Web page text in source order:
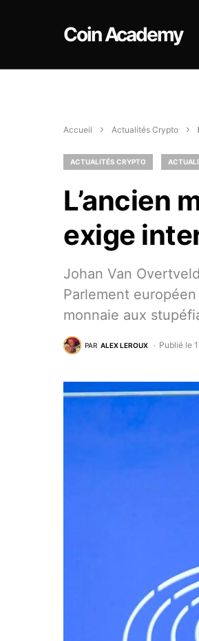
Coin Academy
Accueil Actualités Crypto
ACTUALITÉS CRYPTO
L’ancien
exige
Johan Van
Parlement
monnaie aux
PAR ALEX LEROUX Publié le